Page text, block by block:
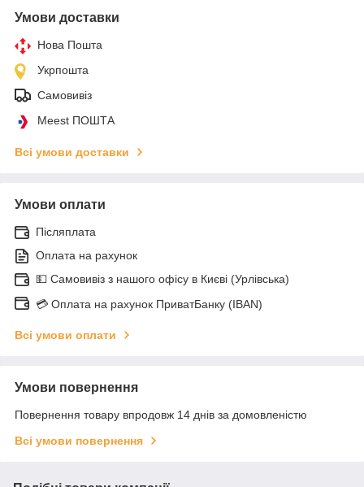
Умови доставки
Нова Пошта
Укрпошта
Самовивіз
Meest ПОШТА
Всі умови доставки
Умови оплати
Післяплата
Оплата на рахунок
💵 Самовивіз з нашого офісу в Києві (Урлівська)
💳 Оплата на рахунок ПриватБанку (IBAN)
Всі умови оплати
Умови повернення
Повернення товару впродовж 14 днів за домовленістю
Всі умови повернення